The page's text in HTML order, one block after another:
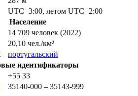
UTC−3:00, летом UTC−2:00
Население
14 709 человек (2022)
20,10 чел./км²
португальский
идентификаторы
+55 33
35140-000 – 35143-999